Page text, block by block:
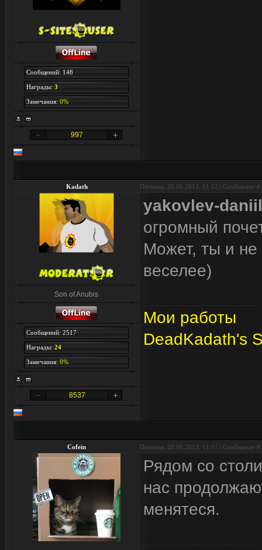
Сообщений: 148
Награды: 3
Замечания: 0%
997
Kadath Пятница, 28.06.2013, 11:12 | Сообщение #
Son of Anubis
Сообщений: 2517
Награды: 24
Замечания: 0%
8537
yakovlev-daniil
огромный
Может, ты и не
веселее)
Мои работы
DeadKadath's
Cofein Пятница, 28.06.2013, 11:17 | Сообщение #
Рядом со
нас
менятеся.